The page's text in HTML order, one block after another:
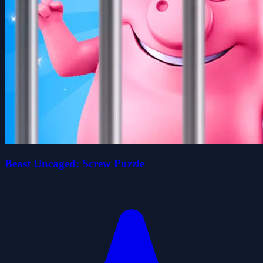
Beast Uncaged: Screw Puzzle